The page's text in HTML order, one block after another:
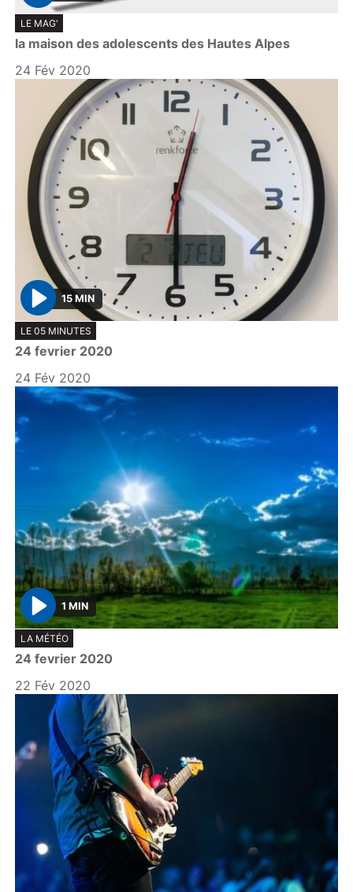
P
l
a
y
LE MAG'
la maison des adolescents des Hautes Alpes
24 Fév 2020
P
l
a
y
15 MIN
LE 05 MINUTES
24 fevrier 2020
24 Fév 2020
P
l
a
y
1 MIN
LA MÉTÉO
24 fevrier 2020
22 Fév 2020